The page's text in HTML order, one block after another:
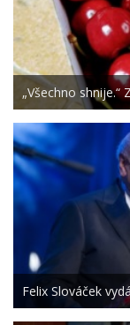
„Všechno
Felix Slováček